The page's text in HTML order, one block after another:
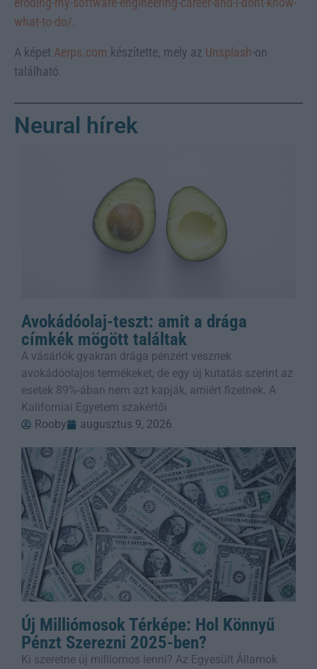
what-to-do/.
A képet Aerps.com készítette, mely az Unsplash-on
található.
Neural hírek
Avokádóolaj-teszt: amit a drága
címkék mögött találtak
A vásárlók gyakran drága pénzért vesznek
avokádóolajos termékeket, de egy új kutatás szerint az
esetek 89%-ában nem azt kapják, amiért fizetnek. A
Kaliforniai Egyetem szakértői
Rooby
augusztus 9, 2026
Új Milliómosok Térképe: Hol Könnyű
Pénzt Szerezni 2025-ben?
Ki szeretne új milliomos lenni? Az Egyesült Államok